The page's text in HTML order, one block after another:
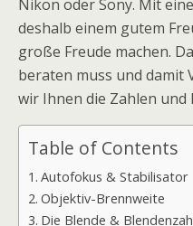
Nikon oder Sony. Mit
deshalb einem gutem
große Freude machen.
beraten muss und damit
wir Ihnen die Zahlen
Table of Contents
Autofokus & Stabilisator
Objektiv-Brennweite
Die Blende &